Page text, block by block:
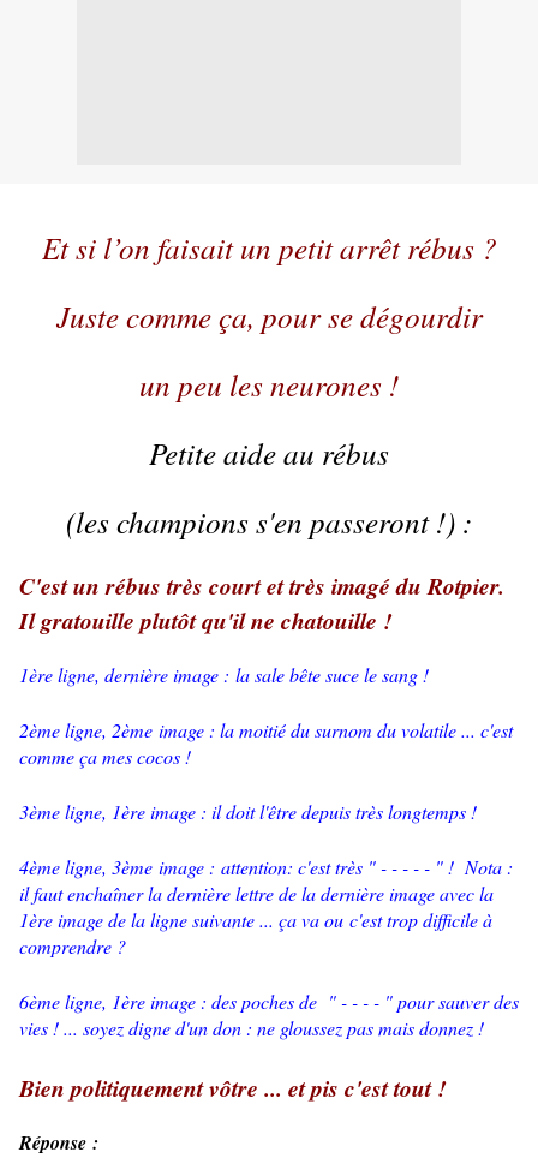
Et si l’on faisait un petit arrêt rébus ?
Juste comme ça, pour se dégourdir
un peu les neurones !
Petite aide au rébus
(les champions s'en passeront !) :
C'est un rébus très court et très imagé du Rotpier.
Il gratouille plutôt qu'il ne chatouille !
1ère ligne, dernière image : la sale bête suce le sang !
2ème ligne, 2ème image : la moitié du surnom du volatile ... c'est
comme ça mes cocos !
3ème ligne, 1ère image : il doit l'être depuis très longtemps !
4ème ligne, 3ème image : attention: c'est très " - - - - - " ! Nota :
il faut enchaîner la dernière lettre de la dernière image avec la
1ère image de la ligne suivante ... ça va ou c'est trop difficile à
comprendre ?
6ème ligne, 1ère image : des poches de " - - - - " pour sauver des
vies ! ... soyez digne d'un don : ne gloussez pas mais donnez !
Bien politiquement vôtre ... et pis c'est tout !
Réponse :